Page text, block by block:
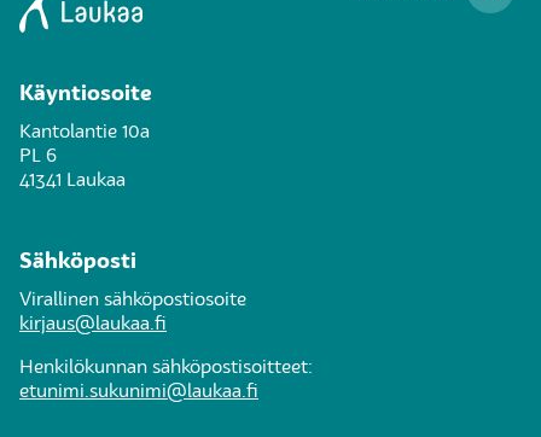
Käyntiosoite
Kantolantie 10a
PL 6
41341 Laukaa
Sähköposti
Virallinen sähköpostiosoite
kirjaus@laukaa.fi
Henkilökunnan sähköpostisoitteet:
etunimi.sukunimi@laukaa.fi